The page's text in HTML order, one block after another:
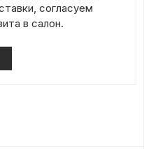
согласуем
в салон.